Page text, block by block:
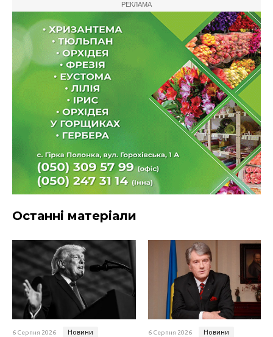
РЕКЛАМА
Останні матеріали
6 Серпня 2026 Новини 6 Серпня 2026 Новини